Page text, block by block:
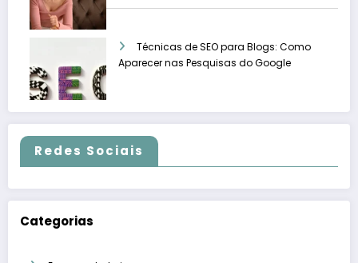
Técnicas de SEO para Blogs: Como
Aparecer nas Pesquisas do Google
Redes Sociais
Categorias